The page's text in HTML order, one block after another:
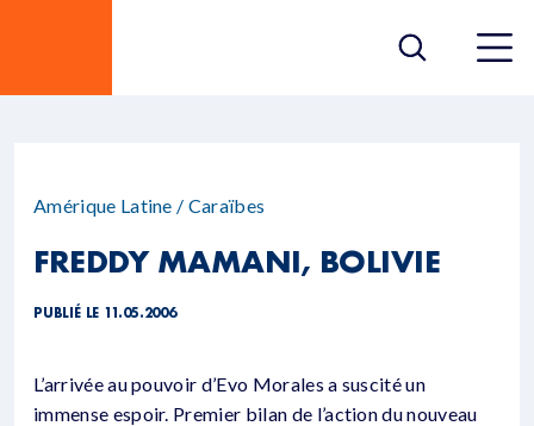
Amérique Latine / Caraïbes
FREDDY MAMANI, BOLIVIE
PUBLIÉ LE 11.05.2006
L’arrivée au pouvoir d’Evo Morales a suscité un
immense espoir. Premier bilan de l’action du nouveau